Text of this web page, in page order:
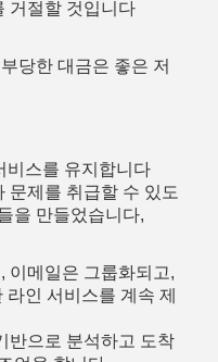
거절할 것입니다
당한 대금은 좋은 저
비스를 유지합니다
문제를 취급할 수 있도
을 만들었습니다,
이메일은 그룹화되고,
인 서비스를 계속 제
반으로 분석하고 도착